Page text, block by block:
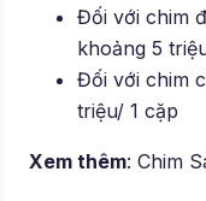
Đối với chim
khoảng 5
Đối với chim
triệu/ 1 cặp
Xem thêm: Chim